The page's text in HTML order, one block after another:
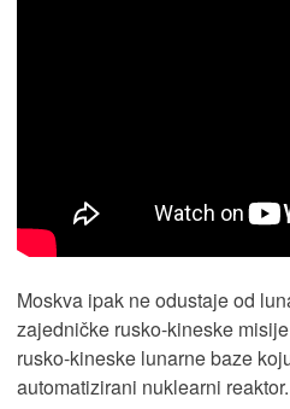
Moskva ipak ne odustaje od
zajedničke rusko-kineske
rusko-kineske lunarne baze
automatizirani nuklearni reaktor.